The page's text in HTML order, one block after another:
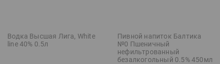
Водка Высшая Лига, White
line 40% 0.5л
Пивной напиток Балтика
№0 Пшеничный
нефильтрованный
безалкогольный 0.5% 450мл